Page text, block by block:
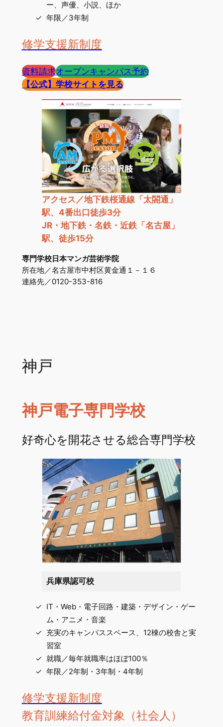
ー、声優、小説、ほか
年限／3年制
修学支援新制度
資料請求オープンキャンパス予約
【公式】 学校サイトを見る
アクセス／地下鉄桜通線「太閤通」
駅、4番出口徒歩3分
JR・地下鉄・名鉄・近鉄「名古屋」
駅、徒歩15分
専門学校日本マンガ芸術学院
所在地／名古屋市中村区黄金通１－１６
連絡先／0120-353-816
神戸
神戸電子専門学校
好奇心を開花させる総合専門学校
兵庫県認可校
IT・Web・電子回路・建築・デザイン・ゲー
ム・アニメ・音楽
充実のキャンパススペース、12棟の校舎と実
習室
就職／毎年就職率はほぼ100％
年限／2年制・3年制・4年制
修学支援新制度
教育訓練給付金対象（社会人）